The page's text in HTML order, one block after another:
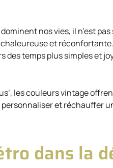
nos vies, il n’est
et
temps plus simples et
les couleurs vintage
et réchauffer
dans la